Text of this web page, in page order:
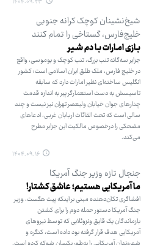
شیخ‌نشینان کوچک کرانه جنوبی
خلیج‌فارس، گستاخی را تمام کنند
بـازی امـارات بـا دم شـیر
جزایر سه‌گانه تنب بزرگ، تنب کوچک و بوموسی، واقع
در خلیج فارس، ملک طلق ایران اسلامی است؛ کشور
انگلیس ساخته‌ای نظیر امارات دارد که سابقه
تاسیسش به دست استعمارگر پیر به اندازه قدمت
چنارهای جوان خیابان ولیعصر تهران نیز نیست و چند
سالی است که تحت القائات اربابان غربی، ادعاهای
مضحکی را درخصوص مالکیت این جزایر مطرح
می‌کند.
۱۴۰۴.۰۹.۱۶
جنجال تازه وزیر جنگ آمریکا
ما آمریکایی هستیم؛ عاشق کشتار!
افشاگری تکان‌دهنده مبنی بر اینکه پیت هگست، وزیر
جنگ آمریکا دستور حمله دوم را برای کشتن
بازماندگان یک قایق ونزوئلایی که توسط نیروهای
آمریکایی هدف قرار گرفته بود داده است، کنگره و